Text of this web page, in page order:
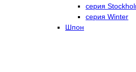
серия
серия Winter
Шпон